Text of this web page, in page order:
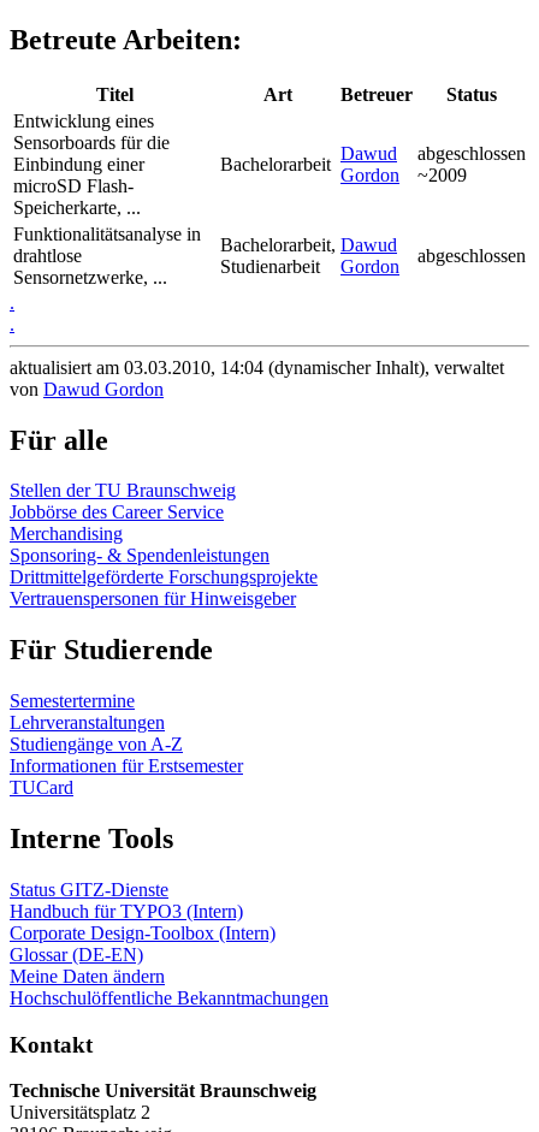
Betreute Arbeiten:
Titel Art Betreuer
Status
Entwicklung eines
Sensorboards für die
Einbindung einer
microSD Flash-
Speicherkarte, ...
Bachelorarbeit
Dawud
Gordon
abgeschlossen
~2009
Funktionalitätsanalyse in
drahtlose
Sensornetzwerke, ...
Bachelorarbeit,
Studienarbeit
Dawud
Gordon
abgeschlossen
.
.
aktualisiert am 03.03.2010, 14:04 (dynamischer Inhalt), verwaltet
von Dawud Gordon
Für alle
Stellen der TU Braunschweig
Jobbörse des Career Service
Merchandising
Sponsoring- & Spendenleistungen
Drittmittelgeförderte Forschungsprojekte
Vertrauenspersonen für Hinweisgeber
Für Studierende
Semestertermine
Lehrveranstaltungen
Studiengänge von A-Z
Informationen für Erstsemester
TUCard
Interne Tools
Status GITZ-Dienste
Handbuch für TYPO3 (Intern)
Corporate Design-Toolbox (Intern)
Glossar (DE-EN)
Meine Daten ändern
Hochschulöffentliche Bekanntmachungen
Kontakt
Technische Universität Braunschweig
Universitätsplatz 2